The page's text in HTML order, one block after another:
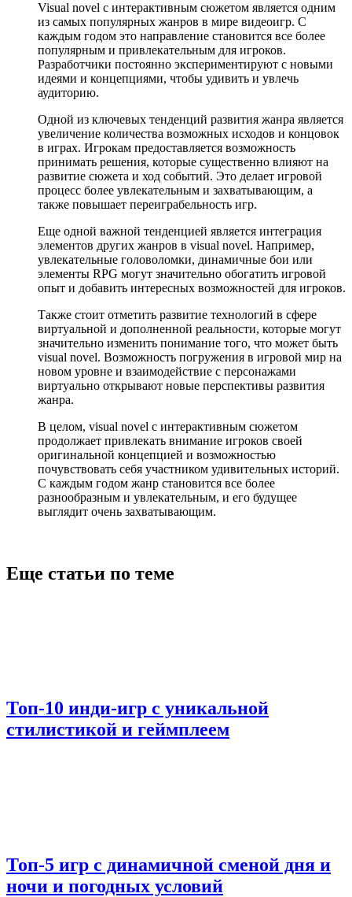
Visual novel с интерактивным сюжетом является одним
из самых популярных жанров в мире видеоигр. С
каждым годом это направление становится все более
популярным и привлекательным для игроков.
Разработчики постоянно экспериментируют с новыми
идеями и концепциями, чтобы удивить и увлечь
аудиторию.
Одной из ключевых тенденций развития жанра является
увеличение количества возможных исходов и концовок
в играх. Игрокам предоставляется возможность
принимать решения, которые существенно влияют на
развитие сюжета и ход событий. Это делает игровой
процесс более увлекательным и захватывающим, а
также повышает переиграбельность игр.
Еще одной важной тенденцией является интеграция
элементов других жанров в visual novel. Например,
увлекательные головоломки, динамичные бои или
элементы RPG могут значительно обогатить игровой
опыт и добавить интересных возможностей для игроков.
Также стоит отметить развитие технологий в сфере
виртуальной и дополненной реальности, которые могут
значительно изменить понимание того, что может быть
visual novel. Возможность погружения в игровой мир на
новом уровне и взаимодействие с персонажами
виртуально открывают новые перспективы развития
жанра.
В целом, visual novel с интерактивным сюжетом
продолжает привлекать внимание игроков своей
оригинальной концепцией и возможностью
почувствовать себя участником удивительных историй.
С каждым годом жанр становится все более
разнообразным и увлекательным, и его будущее
выглядит очень захватывающим.
Еще статьи по теме
Топ-10 инди-игр с уникальной
стилистикой и геймплеем
Топ-5 игр с динамичной сменой дня и
ночи и погодных условий